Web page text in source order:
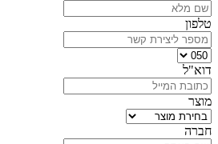
טלפון
דוא"ל
מוצר
חברה